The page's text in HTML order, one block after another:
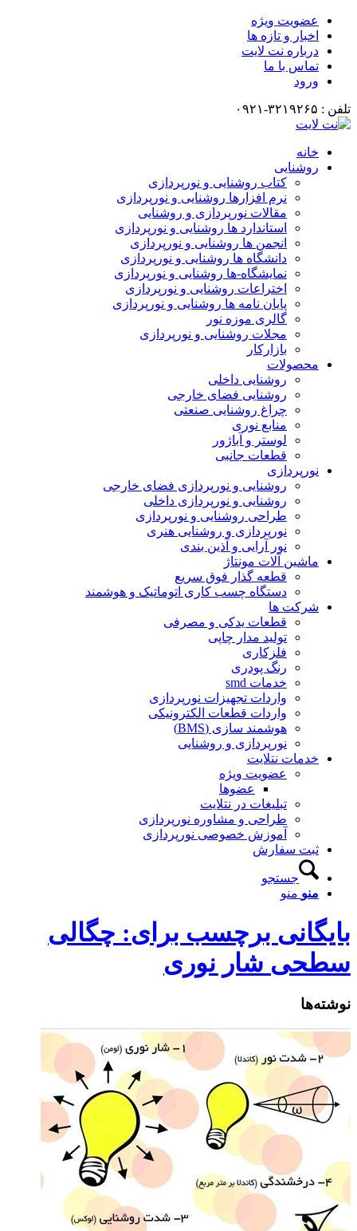
عضویت ویژه
اخبار و تازه ها
درباره نت لایت
تماس با ما
ورود
تلفن : ۳۲۱۹۲۶۵-۰۹۲۱
خانه
روشنایی
کتاب روشنایی و نورپردازی
نرم افزارها روشنایی و نورپردازی
مقالات نورپردازی و روشنایی
استاندارد ها روشنایی و نورپردازی
انجمن ها روشنایی و نورپردازی
دانشگاه ها روشنایی و نورپردازی
نمایشگاه-ها روشنایی و نورپردازی
اختراعات روشنایی و نورپردازی
پایان نامه ها روشنایی و نورپردازی
گالری موزه نور
مجلات روشنایی و نورپردازی
بازارکار
محصولات
روشنایی داخلی
روشنایی فضای خارجی
چراغ روشنایی صنعتی
منابع نوری
لوستر و آباژور
قطعات جانبی
نورپردازی
روشنایی و نورپردازی فضای خارجی
روشنایی و نورپردازی داخلی
طراحی روشنایی و نورپردازی
نورپردازی و روشنایی هنری
نور آرایی و آذین بندی
ماشین آلات مونتاژ
قطعه گذار فوق سریع
دستگاه چسب کاری اتوماتیک و هوشمند
شرکت ها
قطعات یدکی و مصرفی
تولید مدار چاپی
فلزکاری
رنگ پودری
خدمات smd
واردات تجهیزات نورپردازی
واردات قطعات الکترونیکی
هوشمند سازی (BMS)
نورپردازی و روشنایی
خدمات نتلایت
عضویت ویژه
عضوها
تبلیغات در نتلایت
طراحی و مشاوره نورپردازی
آموزش خصوصی نورپردازی
ثبت سفارش
جستجو
منو منو
بایگانی برچسب برای: چگالی
سطحی شار نوری
نوشته‌ها